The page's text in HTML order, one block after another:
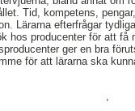
Tid, kompetens,
Lärarna efterfrågar
hos producenter för att
ger en bra
för att lärarna ska